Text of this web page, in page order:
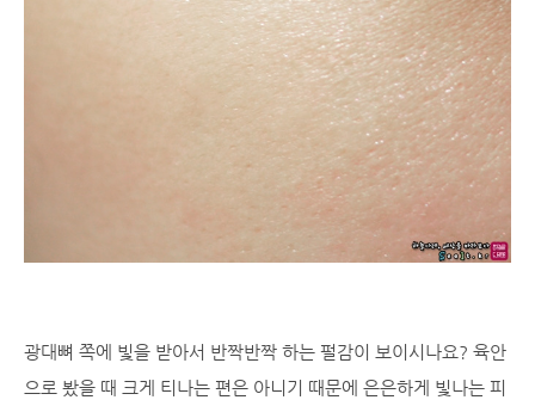
광대뼈 쪽에 빛을 받아서 반짝반짝 하는 펄감이 보이시나요? 육안
으로 봤을 때 크게 티나는 편은 아니기 때문에 은은하게 빛나는 피